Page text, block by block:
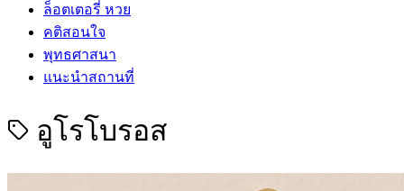
ล็อตเตอรี่ หวย
คติสอนใจ
พุทธศาสนา
แนะนำสถานที่
อูโรโบรอส